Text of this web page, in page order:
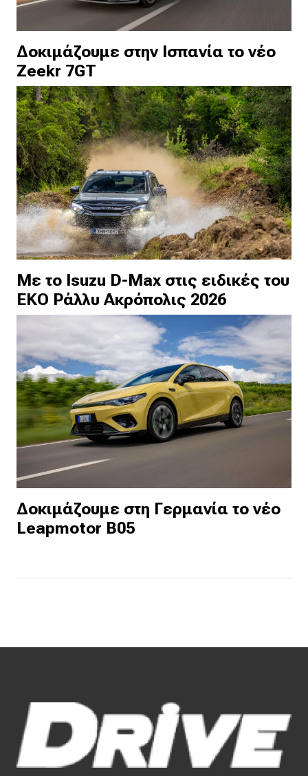
Δοκιμάζουμε στην Ισπανία το νέο
Zeekr 7GT
Με το Isuzu D-Max στις ειδικές του
ΕΚΟ Ράλλυ Ακρόπολις 2026
Δοκιμάζουμε στη Γερμανία το νέο
Leapmotor B05